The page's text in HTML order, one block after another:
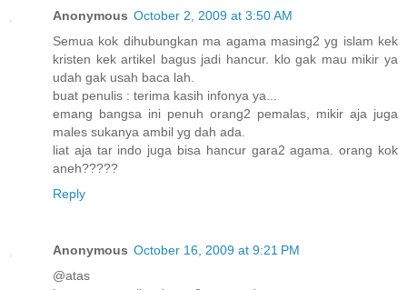
Anonymous October 2, 2009 at 3:50 AM
Semua kok dihubungkan ma agama masing2 yg islam kek
kristen kek artikel bagus jadi hancur. klo gak mau mikir ya
udah gak usah baca lah.
buat penulis : terima kasih infonya ya...
emang bangsa ini penuh orang2 pemalas, mikir aja juga
males sukanya ambil yg dah ada.
liat aja tar indo juga bisa hancur gara2 agama. orang kok
aneh?????
Reply
Anonymous October 16, 2009 at 9:21 PM
@atas